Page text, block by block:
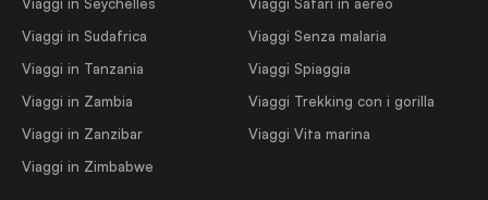
Viaggi in Seychelles
Viaggi in Sudafrica
Viaggi in Tanzania
Viaggi in Zambia
Viaggi in Zanzibar
Viaggi in Zimbabwe
Viaggi Safari in aereo
Viaggi Senza malaria
Viaggi Spiaggia
Viaggi Trekking con i gorilla
Viaggi Vita marina